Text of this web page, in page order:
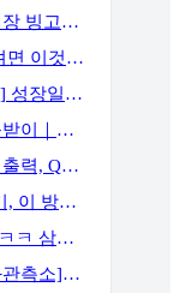
[이벤트 마감 D-9] 경동시장 빙고판 채우고 마사지기, 아이스크림 등 받아가세요!
✨올리브영 매출 잡으시려면 이것만큼은 꼭 알고 계셔야 합니다✨
[질병관리청 아프지마TV] 성장일기 5화 OX 퀴즈 이벤트
카픽 차량용 메쉬 지압 등받이｜운전할 때도, 사무실에서도 허리까지 편안하게
행사 사진촬영 현장 즉시 출력, QR사진으로 다운로드 가능까지
✨SOOP TV 추천수 늘리기, 이 방법으로 해결할 수 있습니다✨
당첨자 많은 이벤트 발견ㅋㅋ 삼성스토어 블로그 포스트 공유 이벤트
[국가데이터처X생활변화관측소] 구독·댓글 이벤트